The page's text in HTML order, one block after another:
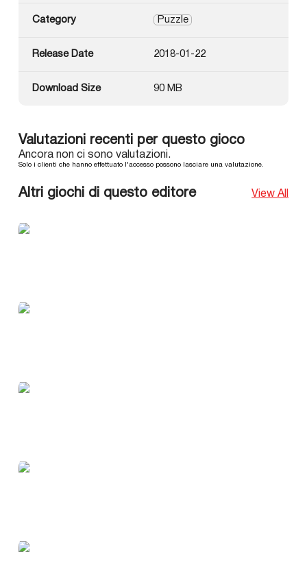
Category Puzzle
Release Date 2018-01-22
Download Size 90 MB
Valutazioni recenti per questo gioco
Ancora non ci sono valutazioni.
Solo i clienti che hanno effettuato l'accesso possono lasciare una valutazione.
Altri giochi di questo editore View All